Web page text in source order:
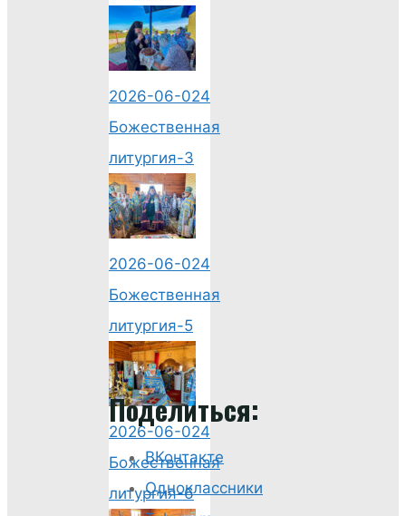
2026-06-024
Божественная
литургия-3
2026-06-024
Божественная
литургия-5
2026-06-024
Божественная
литургия-6
Поделиться:
ВКонтакте
Одноклассники